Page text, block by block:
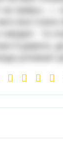
б дорога,
успокоит